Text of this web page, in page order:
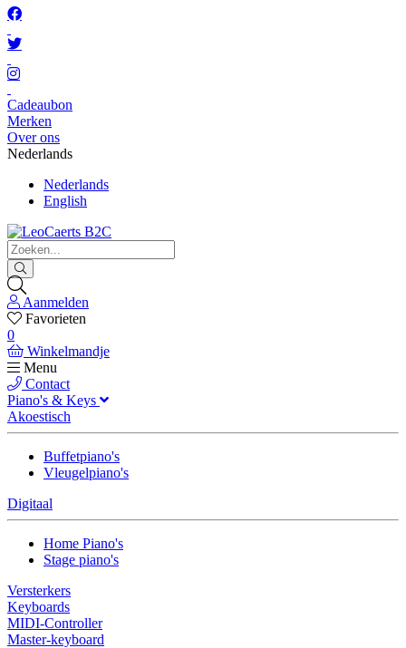
Cadeaubon
Merken
Over ons
Nederlands
Nederlands
English
Aanmelden
Favorieten
0
Winkelmandje
Menu
Contact
Piano's & Keys
Akoestisch
Buffetpiano's
Vleugelpiano's
Digitaal
Home Piano's
Stage piano's
Versterkers
Keyboards
MIDI-Controller
Master-keyboard